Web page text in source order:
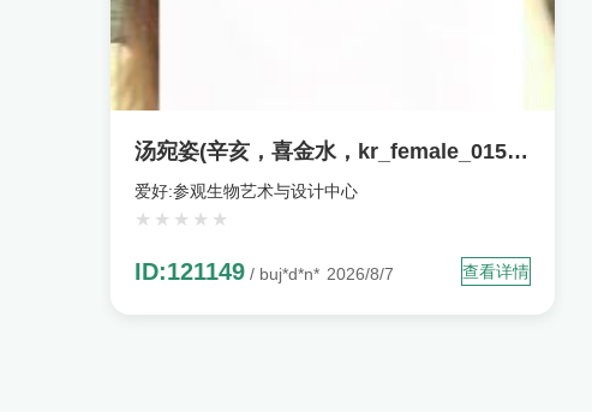
汤宛姿(辛亥，喜金水，kr_female_015378)
爱好:参观生物艺术与设计中心
ID:121149 / buj*d*n* 2026/8/7 查看详情